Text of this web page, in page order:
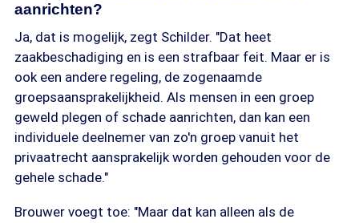
aanrichten?
Ja, dat is mogelijk, zegt Schilder. "Dat heet
zaakbeschadiging en is een strafbaar feit. Maar er is
ook een andere regeling, de zogenaamde
groepsaansprakelijkheid. Als mensen in een groep
geweld plegen of schade aanrichten, dan kan een
individuele deelnemer van zo'n groep vanuit het
privaatrecht aansprakelijk worden gehouden voor de
gehele schade."
Brouwer voegt toe: "Maar dat kan alleen als de